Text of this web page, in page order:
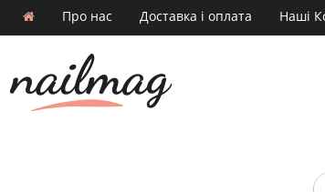
Про нас Доставка і оплата Наші